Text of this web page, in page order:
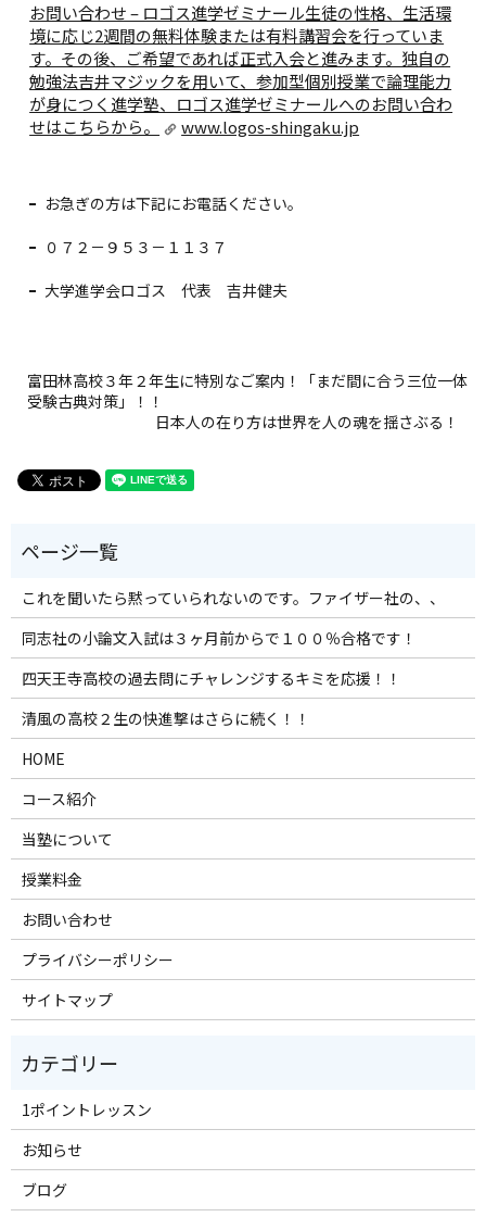
お問い合わせ – ロゴス進学ゼミナール生徒の性格、生活環
境に応じ2週間の無料体験または有料講習会を行っていま
す。その後、ご希望であれば正式入会と進みます。独自の
勉強法吉井マジックを用いて、参加型個別授業で論理能力
が身につく進学塾、ロゴス進学ゼミナールへのお問い合わ
せはこちらから。
www.logos-shingaku.jp
お急ぎの方は下記にお電話ください。
０７２－９５３－１１３７
大学進学会ロゴス 代表 吉井健夫
富田林高校３年２年生に特別なご案内！「まだ間に合う三位一体
受験古典対策」！！
日本人の在り方は世界を人の魂を揺さぶる！
これを聞いたら黙っていられないのです。ファイザー社の、、
同志社の小論文入試は３ヶ月前からで１００％合格です！
四天王寺高校の過去問にチャレンジするキミを応援！！
清風の高校２生の快進撃はさらに続く！！
HOME
コース紹介
当塾について
授業料金
お問い合わせ
プライバシーポリシー
サイトマップ
1ポイントレッスン
お知らせ
ブログ